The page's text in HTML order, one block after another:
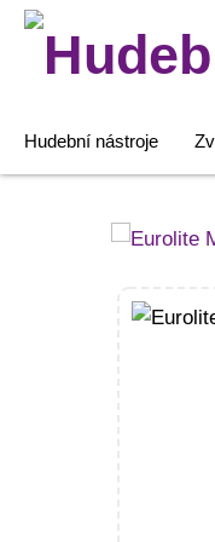
Hledat:
Hudební nástroje
Eurolite
1515,